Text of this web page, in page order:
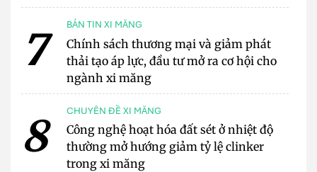
7 BẢN TIN XI MĂNG
Chính sách thương mại và giảm phát
thải tạo áp lực, đầu tư mở ra cơ hội cho
ngành xi măng
8 CHUYÊN ĐỀ XI MĂNG
Công nghệ hoạt hóa đất sét ở nhiệt độ
thường mở hướng giảm tỷ lệ clinker
trong xi măng